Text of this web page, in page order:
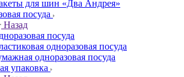
для шин «Два Андрея»
посуда
Назад
посуда
одноразовая посуда
одноразовая посуда
упаковка